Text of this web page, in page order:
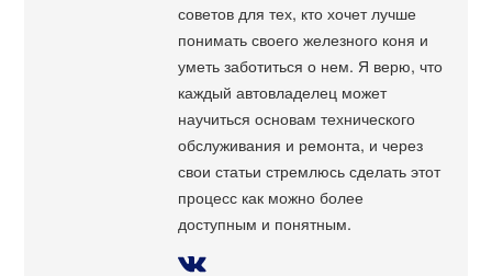
советов для тех, кто хочет лучше
понимать своего железного коня и
уметь заботиться о нем. Я верю, что
каждый автовладелец может
научиться основам технического
обслуживания и ремонта, и через
свои статьи стремлюсь сделать этот
процесс как можно более
доступным и понятным.